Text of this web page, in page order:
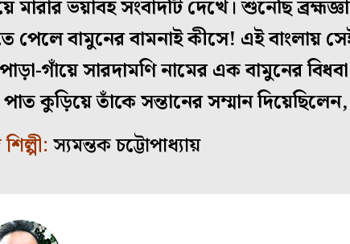
মারার ভয়াবহ সংবাদটি দেখে। শুনেছি
পেলে বামুনের বামনাই কীসে! এই বাংলায়
গাঁয়ে সারদামণি নামের এক বামুনের
কুড়িয়ে তাঁকে সন্তানের সম্মান
স্যমন্তক চট্টোপাধ্যায়